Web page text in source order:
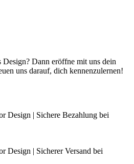
Dann eröffne mit uns dein
uns darauf, dich kennenzulernen!